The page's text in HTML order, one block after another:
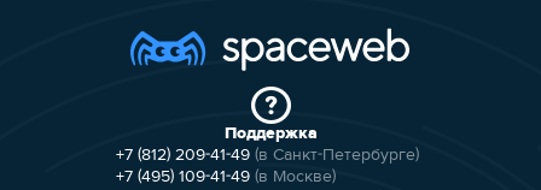
Поддержка
+7 (812) 209-41-49 (в Санкт-Петербурге)
+7 (495) 109-41-49 (в Москве)